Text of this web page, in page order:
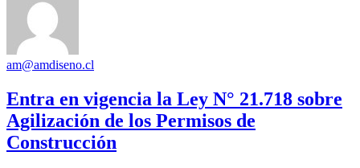
am@amdiseno.cl
Entra en vigencia la Ley N° 21.718 sobre
Agilización de los Permisos de
Construcción